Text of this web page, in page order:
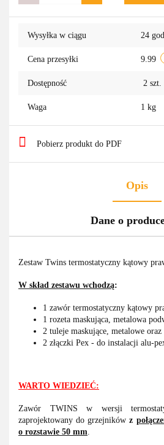
Wysyłka w ciągu 24
Cena przesyłki 9.99
Dostępność 2 szt.
Waga 1 kg
Pobierz produkt do PDF
Opis
Dane o
Zestaw Twins termostatyczny kątowy
W skład zestawu wchodzą:
1 zawór termostatyczny kątowy
1 rozeta maskująca, metalowa
2 tuleje maskujące, metalowe oraz
2 złączki Pex - do instalacji alu-
WARTO WIEDZIEĆ:
Zawór TWINS w wersji
zaprojektowany do grzejnikówz
o rozstawie 50 mm.